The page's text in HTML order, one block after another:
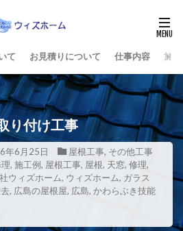
て お見積りについて 仕事内容 施
り付け工事
年6月25日 屋根工事, その他工事
, 施工例, 屋根工事, 屋根, 天窓, 修理,
ウィズホーム, ウィズホーム, ガラス
, 広島の屋根屋, 広島, かわらぶき技能